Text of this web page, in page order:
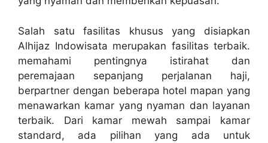
Salah satu fasilitas khusus yang disiapkan
Alhijaz Indowisata merupakan fasilitas terbaik.
memahami pentingnya istirahat dan
peremajaan sepanjang perjalanan haji,
berpartner dengan beberapa hotel mapan yang
menawarkan kamar yang nyaman dan layanan
terbaik. Dari kamar mewah sampai kamar
standard, ada pilihan yang ada untuk